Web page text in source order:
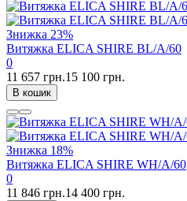
Знижка 23%
Витяжка ELICA SHIRE BL/A/60
0
11 657 грн.15 100 грн.
В кошик
Знижка 18%
Витяжка ELICA SHIRE WH/A/60
0
11 846 грн.14 400 грн.